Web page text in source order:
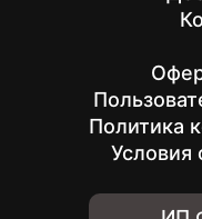
Политика
Условия